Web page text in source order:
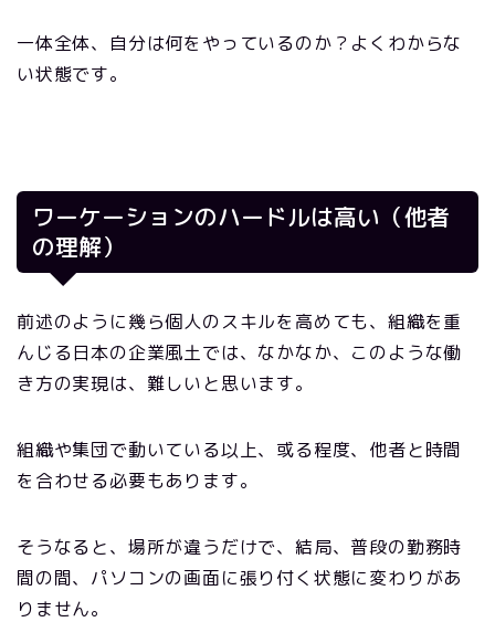
一体全体、自分は何をやっているのか？よくわからな
い状態です。
ワーケーションのハードルは高い（他者
の理解）
前述のように幾ら個人のスキルを高めても、組織を重
んじる日本の企業風土では、なかなか、このような働
き方の実現は、難しいと思います。
組織や集団で動いている以上、或る程度、他者と時間
を合わせる必要もあります。
そうなると、場所が違うだけで、結局、普段の勤務時
間の間、パソコンの画面に張り付く状態に変わりがあ
りません。